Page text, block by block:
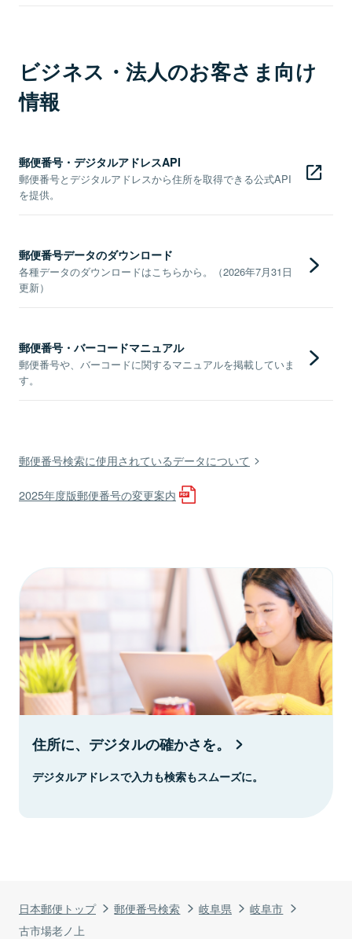
日本郵便トップ 郵便番号検索 岐阜県
岐阜市
古市場老ノ上
ビジネス・法人のお客さま向け
情報
郵便番号・デジタルアドレスAPI
郵便番号とデジタルアドレスから住所を取得できる公式API
を提供。
郵便番号データのダウンロード
各種データのダウンロードはこちらから。（2026年7月31日
更新）
郵便番号・バーコードマニュアル
郵便番号や、バーコードに関するマニュアルを掲載していま
す。
郵便番号検索に使用されているデータについて
2025年度版郵便番号の変更案内
住所に、デジタルの確かさを。
デジタルアドレスで入力も検索もスムーズに。